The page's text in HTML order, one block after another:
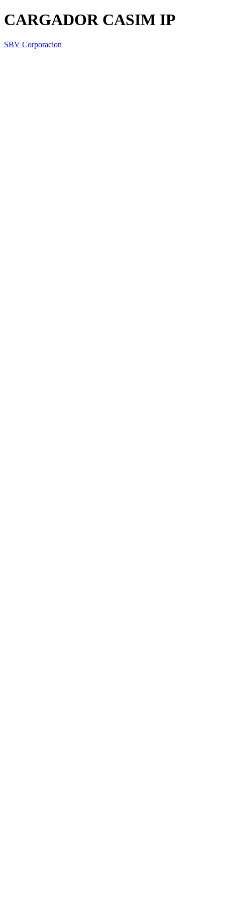
CARGADOR CASIM IP
SBV Corporacion